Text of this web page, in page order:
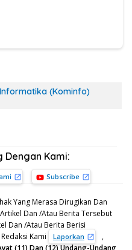
(Kominfo)
Dengan Kami:
Subscribe
Yang Merasa Dirugikan Dan
Dan /Atau Berita Tersebut
Dan /Atau Berita Berisi
Kami
Laporkan
,
(11) Dan (12) Undang-Undang